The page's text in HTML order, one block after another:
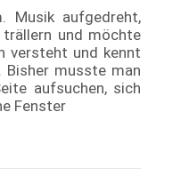
Musik aufgedreht,
und möchte
versteht und kennt
Bisher musste man
aufsuchen, sich
Fenster